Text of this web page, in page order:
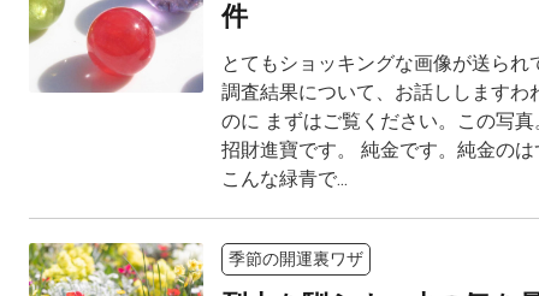
件
とてもショッキングな画像が送られ
調査結果について、お話ししますわ
のに まずはご覧ください。この写
招財進寶です。 純金です。純金の
こんな緑青で...
季節の開運裏ワザ